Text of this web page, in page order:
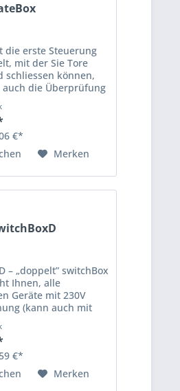
die erste Steuerung
mit der Sie Tore
schliessen können,
auch die Überprüfung
Smartphones oder
zusätzliche Geräte
€*
Merken
– „doppelt” switchBox
Ihnen, alle
Geräte mit 230V
(kann auch mit
2 kW) betrieben
ein- und
Geeignet für
€*
Merken